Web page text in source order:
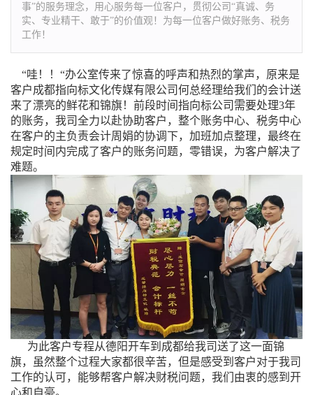
事”的服务理念，用心服务每一位客户，贯彻公司“真诚、务
实、专业精干、敢于”的价值观！为每一位客户做好账务、税务
工作！
“哇！！“办公室传来了惊喜的呼声和热烈的掌声，原来是
客户成都指向标文化传媒有限公司何总经理给我们的会计送
来了漂亮的鲜花和锦旗！前段时间指向标公司需要处理3年
的账务，我司全力以赴协助客户，整个账务中心、税务中心
在客户的主负责会计周娟的协调下，加班加点整理，最终在
规定时间内完成了客户的账务问题，零错误，为客户解决了
难题。
为此客户专程从德阳开车到成都给我司送了这一面锦
旗，虽然整个过程大家都很辛苦，但是感受到客户对于我司
工作的认可，能够帮客户解决财税问题，我们由衷的感到开
心和自豪。